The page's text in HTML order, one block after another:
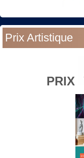
Prix Artistique
PRIX